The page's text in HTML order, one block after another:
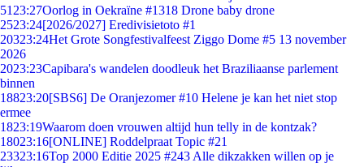
51 23:27Oorlog in Oekraïne #1318 Drone baby drone
2523:24[2026/2027] Eredivisietoto #1
20323:24Het Grote Songfestivalfeest Ziggo Dome #5 13 november
2026
2023:23Capibara's wandelen doodleuk het Braziliaanse parlement
binnen
18823:20[SBS6] De Oranjezomer #10 Helene je kan het niet stop
ermee
1823:19Waarom doen vrouwen altijd hun telly in de kontzak?
18023:16[ONLINE] Roddelpraat Topic #21
23323:16Top 2000 Editie 2025 #243 Alle dikzakken willen op je